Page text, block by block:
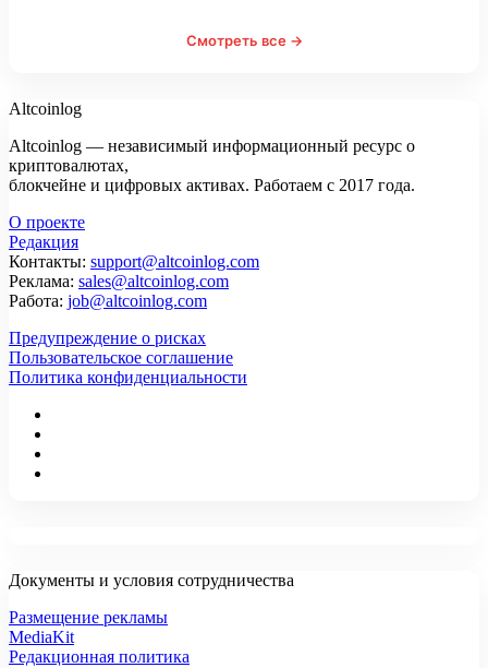
Смотреть все →
Altcoinlog
Altcoinlog — независимый информационный ресурс о
криптовалютах,
блокчейне и цифровых активах. Работаем с 2017 года.
О проекте
Редакция
Контакты: support@altcoinlog.com
Реклама: sales@altcoinlog.com
Работа: job@altcoinlog.com
Предупреждение о рисках
Пользовательское соглашение
Политика конфиденциальности
Документы и условия сотрудничества
Размещение рекламы
MediaKit
Редакционная политика